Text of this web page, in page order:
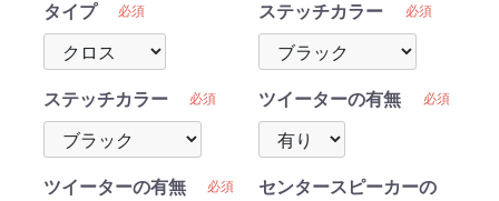
タイプ 必須
ステッチカラー 必須
ツイーターの有無 必須
ステッチカラー 必須
ツイーターの有無 必須
センタースピーカーの